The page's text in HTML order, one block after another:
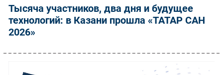
Тысяча участников, два дня и будущее
технологий: в Казани прошла «ТАТАР САН
2026»